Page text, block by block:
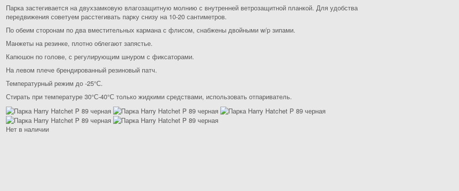
Парка застегивается на двухзамковую влагозащитную молнию с внутренней ветрозащитной планкой. Для удобства
передвижения советуем расстегивать парку снизу на 10-20 сантиметров.
По обеим сторонам по два вместительных кармана с флисом, снабжены двойными w/p зипами.
Манжеты на резинке, плотно облегают запястье.
Капюшон по голове, с регулирующим шнуром с фиксаторами.
На левом плече брендированный резиновый патч.
Температурный режим до -25°С.
Стирать при температуре 30°С-40°С только жидкими средствами, использовать отпариватель.
Нет в наличии